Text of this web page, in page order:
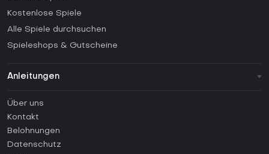
Kostenlose Spiele
Alle Spiele durchsuchen
Spieleshops & Gutscheine
Anleitungen
Anleitungen
Wie aktiviert man einen Steam CD Key?
Wie aktiviert man einen Epic Games CD Key?
Über uns
Kontakt
Belohnungen
Datenschutz